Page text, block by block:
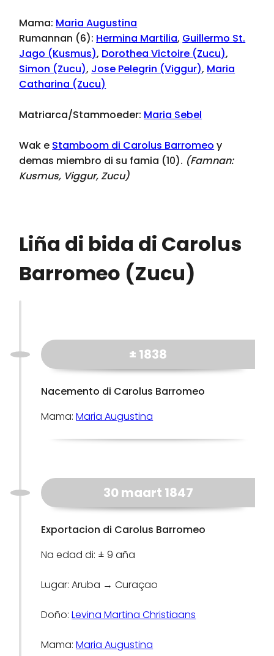
Mama: Maria Augustina
Rumannan (6): Hermina Martilia, Guillermo St.
Jago (Kusmus), Dorothea Victoire (Zucu),
Simon (Zucu), Jose Pelegrin (Viggur), Maria
Catharina (Zucu)
Matriarca/Stammoeder: Maria Sebel
Wak e Stamboom di Carolus Barromeo y
demas miembro di su famia (10). (Famnan:
Kusmus, Viggur, Zucu)
Liña di bida di Carolus
Barromeo (Zucu)
± 1838
Nacemento di Carolus Barromeo
Mama:Maria Augustina
30 maart 1847
Exportacion di Carolus Barromeo
Na edad di: ± 9 aña
Lugar: Aruba → Curaçao
Doño:Levina Martina Christiaans
Mama:Maria Augustina